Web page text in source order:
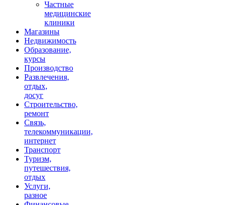
Частные
медицинские
клиники
Магазины
Недвижимость
Образование,
курсы
Производство
Развлечения,
отдых,
досуг
Строительство,
ремонт
Связь,
телекоммуникации,
интернет
Транспорт
Туризм,
путешествия,
отдых
Услуги,
разное